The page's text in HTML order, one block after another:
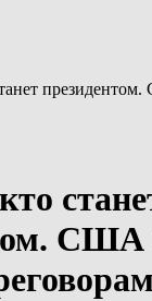
США